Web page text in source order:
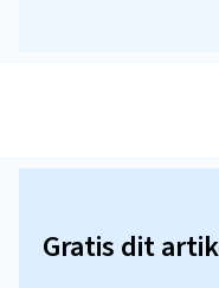
Gratis dit